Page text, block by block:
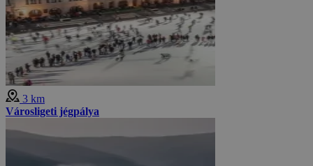
3 km
Városligeti jégpálya